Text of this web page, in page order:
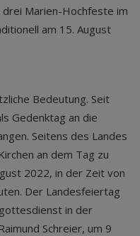
Marien-Hochfeste im
am 15. August
Bedeutung. Seit
Gedenktag an die
Seitens des Landes
an dem Tag zu
2022, in der Zeit von
Der Landesfeiertag
in der
Schreier, um 9